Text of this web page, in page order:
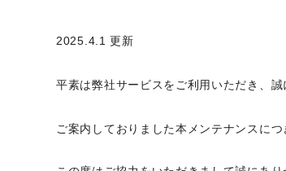
2025.4.1 更新
平素は弊社サービスをご利用いただき、誠
ご案内しておりました本メンテナンスに